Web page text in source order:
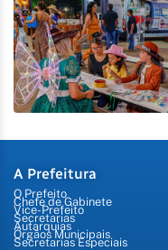
A Prefeitura
O Prefeito
Chefe de Gabinete
Vice-Prefeito
Secretarias
Autarquias
Órgãos Municipais
Secretarias Especiais